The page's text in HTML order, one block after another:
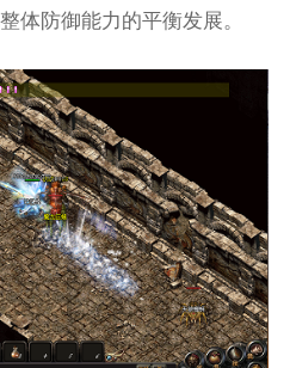
体防御能力的平衡发展。